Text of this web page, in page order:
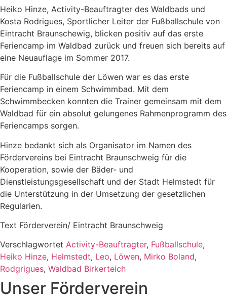
Heiko Hinze, Activity-Beauftragter des Waldbads und
Kosta Rodrigues, Sportlicher Leiter der Fußballschule von
Eintracht Braunschewig, blicken positiv auf das erste
Feriencamp im Waldbad zurück und freuen sich bereits auf
eine Neuauflage im Sommer 2017.
Für die Fußballschule der Löwen war es das erste
Feriencamp in einem Schwimmbad. Mit dem
Schwimmbecken konnten die Trainer gemeinsam mit dem
Waldbad für ein absolut gelungenes Rahmenprogramm des
Feriencamps sorgen.
Hinze bedankt sich als Organisator im Namen des
Fördervereins bei Eintracht Braunschweig für die
Kooperation, sowie der Bäder- und
Dienstleistungsgesellschaft und der Stadt Helmstedt für
die Unterstützung in der Umsetzung der gesetzlichen
Regularien.
Text Förderverein/ Eintracht Braunschweig
Verschlagwortet Activity-Beauftragter, Fußballschule,
Heiko Hinze, Helmstedt, Leo, Löwen, Mirko Boland,
Rodgrigues, Waldbad Birkerteich
Unser Förderverein